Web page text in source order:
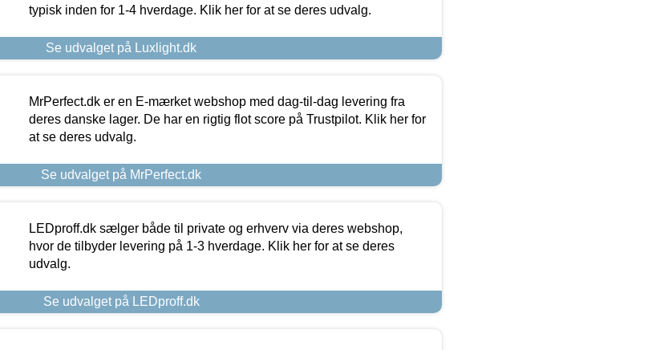
typisk inden for 1-4 hverdage. Klik her for at se deres udvalg.
Se udvalget på Luxlight.dk
MrPerfect.dk er en E-mærket webshop med dag-til-dag levering fra
deres danske lager. De har en rigtig flot score på Trustpilot. Klik her for
at se deres udvalg.
Se udvalget på MrPerfect.dk
LEDproff.dk sælger både til private og erhverv via deres webshop,
hvor de tilbyder levering på 1-3 hverdage. Klik her for at se deres
udvalg.
Se udvalget på LEDproff.dk